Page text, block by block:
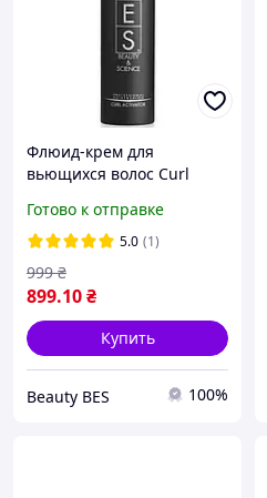
Флюид-крем для
вьющихся волос Curl
200мл
Готово к отправке
5.0 (1)
899.10₴
999 ₴
Купить
Beauty BES 100%